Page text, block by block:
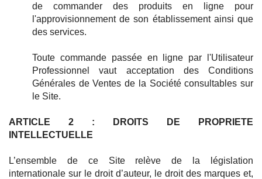
QUI SOMMES-NOUS ?
SE CONNECTER
de commander des produits en ligne pour
l'approvisionnement de son établissement ainsi que
des services.
Toute commande passée en ligne par l'Utilisateur
Professionnel vaut acceptation des Conditions
Générales de Ventes de la Société consultables sur
le Site.
ARTICLE 2 : DROITS DE PROPRIETE
INTELLECTUELLE
L’ensemble de ce Site relève de la législation
internationale sur le droit d’auteur, le droit des marques et,